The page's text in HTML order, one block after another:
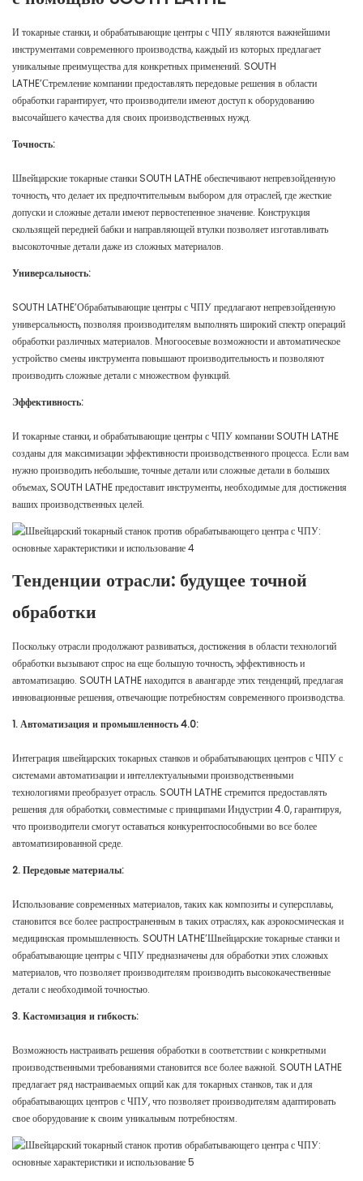
И токарные станки, и обрабатывающие центры с ЧПУ являются важнейшими
инструментами современного производства, каждый из которых предлагает
уникальные преимущества для конкретных применений. SOUTH
LATHE’Стремление компании предоставлять передовые решения в области
обработки гарантирует, что производители имеют доступ к оборудованию
высочайшего качества для своих производственных нужд.
Точность:
Швейцарские токарные станки SOUTH LATHE обеспечивают непревзойденную
точность, что делает их предпочтительным выбором для отраслей, где жесткие
допуски и сложные детали имеют первостепенное значение. Конструкция
скользящей передней бабки и направляющей втулки позволяет изготавливать
высокоточные детали даже из сложных материалов.
Универсальность:
SOUTH LATHE’Обрабатывающие центры с ЧПУ предлагают непревзойденную
универсальность, позволяя производителям выполнять широкий спектр операций
обработки различных материалов. Многоосевые возможности и автоматическое
устройство смены инструмента повышают производительность и позволяют
производить сложные детали с множеством функций.
Эффективность:
И токарные станки, и обрабатывающие центры с ЧПУ компании SOUTH LATHE
созданы для максимизации эффективности производственного процесса. Если вам
нужно производить небольшие, точные детали или сложные детали в больших
объемах, SOUTH LATHE предоставит инструменты, необходимые для достижения
ваших производственных целей.
Тенденции отрасли: будущее точной
обработки
Поскольку отрасли продолжают развиваться, достижения в области технологий
обработки вызывают спрос на еще большую точность, эффективность и
автоматизацию. SOUTH LATHE находится в авангарде этих тенденций, предлагая
инновационные решения, отвечающие потребностям современного производства.
1. Автоматизация и промышленность 4.0:
Интеграция швейцарских токарных станков и обрабатывающих центров с ЧПУ с
системами автоматизации и интеллектуальными производственными
технологиями преобразует отрасль. SOUTH LATHE стремится предоставлять
решения для обработки, совместимые с принципами Индустрии 4.0, гарантируя,
что производители смогут оставаться конкурентоспособными во все более
автоматизированной среде.
2. Передовые материалы:
Использование современных материалов, таких как композиты и суперсплавы,
становится все более распространенным в таких отраслях, как аэрокосмическая и
медицинская промышленность. SOUTH LATHE’Швейцарские токарные станки и
обрабатывающие центры с ЧПУ предназначены для обработки этих сложных
материалов, что позволяет производителям производить высококачественные
детали с необходимой точностью.
3. Кастомизация и гибкость:
Возможность настраивать решения обработки в соответствии с конкретными
производственными требованиями становится все более важной. SOUTH LATHE
предлагает ряд настраиваемых опций как для токарных станков, так и для
обрабатывающих центров с ЧПУ, что позволяет производителям адаптировать
свое оборудование к своим уникальным потребностям.